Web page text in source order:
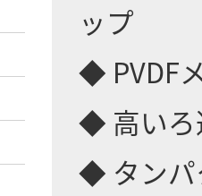
ップ
◆ PVDF
◆ 高いろ
◆ タンパ